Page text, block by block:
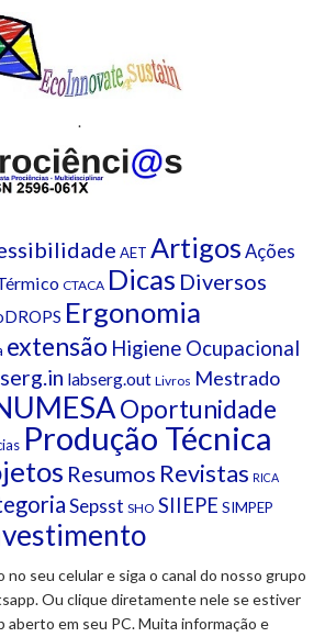
.
AET ArtigosAções
CTACA Dicas Diversos
Ergonomia
extensão Higiene Ocupacional
labserg.out Livros Mestrado
Oportunidade
Produção Técnica
Resumos Revistas RICA
Sepsst SHO SIIEPE SIMPEP
no seu celular e siga o canal do nosso grupo
Ou clique diretamente nele se estiver
aberto em seu PC. Muita informação e